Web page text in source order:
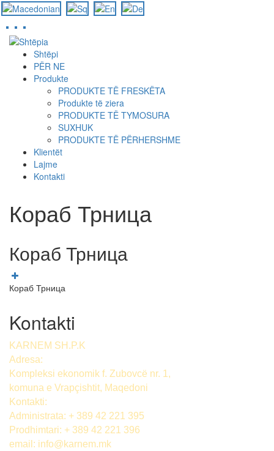
Skip
content
Shtëpi
PËR NE
Produkte
PRODUKTE TË FRESKËTA
Produkte të ziera
PRODUKTE TË TYMOSURA
SUXHUK
PRODUKTE TË PËRHERSHME
Klientët
Lajme
Kontakti
Кораб Трница
Кораб Трница
Кораб Трница
Kontakti
KARNEM SH.P.K
Adresa:
Kompleksi ekonomik f. Zubovcë nr. 1,
komuna е Vrapçishtit, Maqedoni
Kontakti:
Administrata: + 389 42 221 395
Prodhimtari: + 389 42 221 396
email: info@karnem.mk